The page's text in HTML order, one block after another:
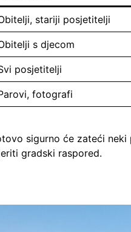
stariji posjetitelji
s djecom
posjetitelji
fotografi
sigurno će zateći neki
gradski raspored.